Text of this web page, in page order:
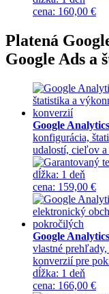
cena: 160,00 €
Platená
Google Ads a
Google
konfigurácia,
udalostí, cieľov
dĺžka: 1 deň
cena: 159,00 €
Google
vlastné
konverzií pre
dĺžka: 1 deň
cena: 166,00 €